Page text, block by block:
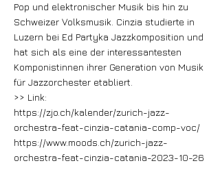
Pop und elektronischer Musik bis hin zu
Schweizer Volksmusik. Cinzia studierte in
Luzern bei Ed Partyka Jazzkomposition und
hat sich als eine der interessantesten
Komponistinnen ihrer Generation von Musik
für Jazzorchester etabliert.
>> Link:
https://zjo.ch/kalender/zurich-jazz-
orchestra-feat-cinzia-catania-comp-voc/
https://www.moods.ch/zurich-jazz-
orchestra-feat-cinzia-catania-2023-10-26